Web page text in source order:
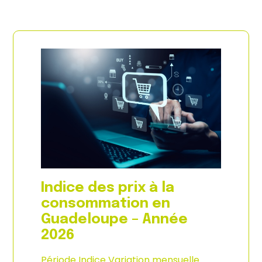
Indice des prix à la
consommation en
Guadeloupe – Année
2026